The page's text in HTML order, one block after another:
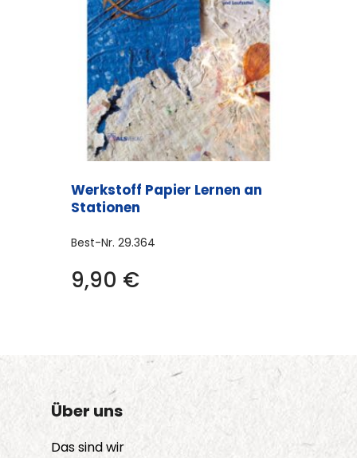
Werkstoff Papier Lernen an
Stationen
Best-Nr. 29.364
9,90 €
Über uns
Das sind wir